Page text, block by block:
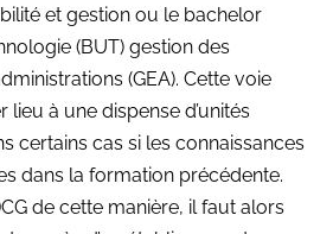
et gestion ou le bachelor
(BUT) gestion des
(GEA). Cette voie
lieu à une dispense d’unités
certains cas si les connaissances
dans la formation précédente.
de cette manière, il faut alors